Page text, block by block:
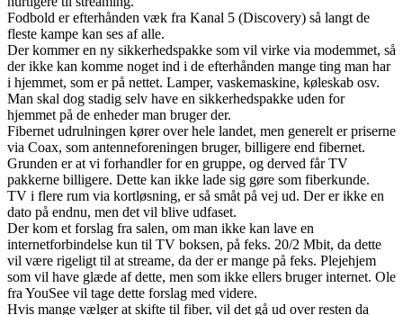
Fodbold er efterhånden væk fra Kanal 5 (Discovery) så langt de
fleste kampe kan ses af alle.
Der kommer en ny sikkerhedspakke som vil virke via modemmet, så
der ikke kan komme noget ind i de efterhånden mange ting man har
i hjemmet, som er på nettet. Lamper, vaskemaskine, køleskab osv.
Man skal dog stadig selv have en sikkerhedspakke uden for
hjemmet på de enheder man bruger der.
Fibernet udrulningen kører over hele landet, men generelt er priserne
via Coax, som antenneforeningen bruger, billigere end fibernet.
Grunden er at vi forhandler for en gruppe, og derved får TV
pakkerne billigere. Dette kan ikke lade sig gøre som fiberkunde.
TV i flere rum via kortløsning, er så småt på vej ud. Der er ikke en
dato på endnu, men det vil blive udfaset.
Der kom et forslag fra salen, om man ikke kan lave en
internetforbindelse kun til TV boksen, på feks. 20/2 Mbit, da dette
vil være rigeligt til at streame, da der er mange på feks. Plejehjem
som vil have glæde af dette, men som ikke ellers bruger internet. Ole
fra YouSee vil tage dette forslag med videre.
Hvis mange vælger at skifte til fiber, vil det gå ud over resten da